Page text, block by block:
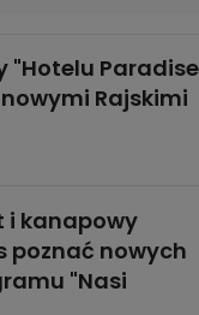
"Hotelu Paradise
Rajskimi
i kanapowy
poznać nowych
"Nasi